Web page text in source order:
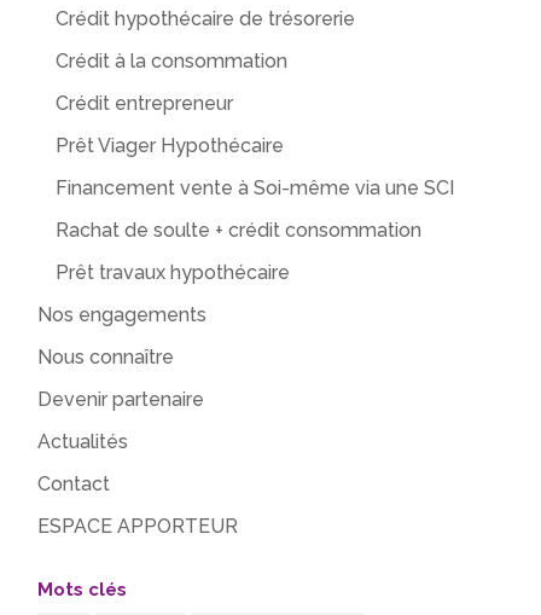
Crédit hypothécaire de trésorerie
Crédit à la consommation
Crédit entrepreneur
Prêt Viager Hypothécaire
Financement vente à Soi-même via une SCI
Rachat de soulte + crédit consommation
Prêt travaux hypothécaire
Nos engagements
Nous connaître
Devenir partenaire
Actualités
Contact
ESPACE APPORTEUR
Mots clés